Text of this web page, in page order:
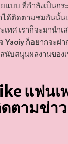
แบบ ที่กำลังเป็นก
ได้ติดตามชมกันนั้น
เทศ เราก็จะมานำ
Yaoiyก็อยากจะฝา
นับสนุนผลงานของ
แฟนเ
ตามข่า